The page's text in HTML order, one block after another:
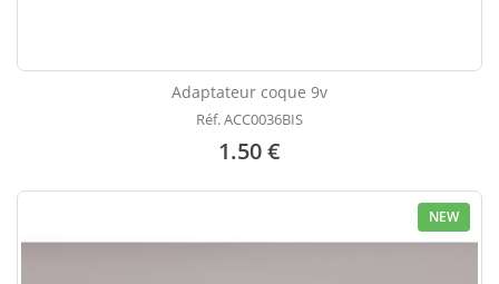
Adaptateur coque 9v
Réf. ACC0036BIS
1.50 €
NEW